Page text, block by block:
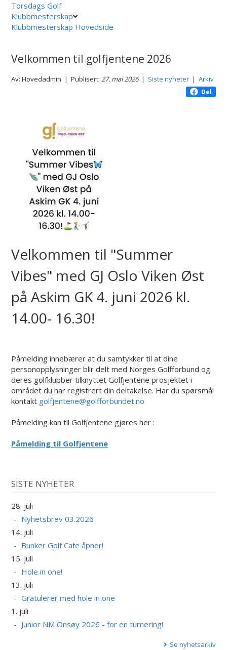
Torsdags Golf
Klubbmesterskap
Klubbmesterskap Hovedside
Velkommen til golfjentene 2026
Av: Hovedadmin | Publisert:27. mai 2026| Siste nyheter |Arkiv
Del
Velkommen til "Summer
Vibes" med GJ Oslo Viken Øst
på Askim GK 4. juni 2026 kl.
14.00- 16.30!
Påmelding innebærer at du samtykker til at dine
personopplysninger blir delt med Norges Golfforbund og
deres golfklubber tilknyttet Golfjentene prosjektet i
området du har registrert din deltakelse. Har du spørsmål
kontakt golfjentene@golfforbundet.no
Påmelding kan til Golfjentene gjøres her :
Påmelding til Golfjentene
SISTE NYHETER
28. juli
Nyhetsbrev 03.2026
14. juli
Bunker Golf Cafe åpner!
15. juli
Hole in one!
13. juli
Gratulerer med hole in one
1. juli
Junior NM Onsøy 2026 - for en turnering!
Se nyhetsarkiv